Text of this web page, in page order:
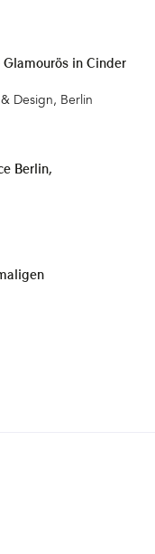
in Cinder
Design, Berlin
Berlin,